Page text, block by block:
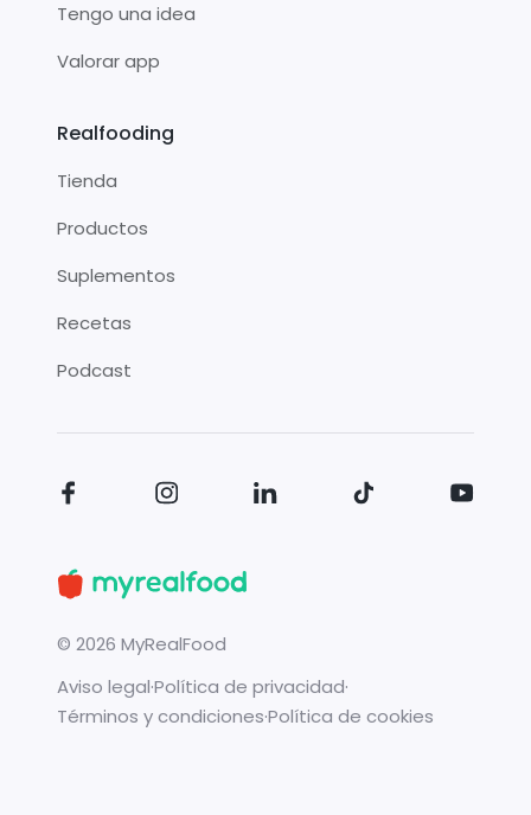
Tengo una idea
Valorar app
Realfooding
Tienda
Productos
Suplementos
Recetas
Podcast
© 2026 MyRealFood
Aviso legal·Política de privacidad·
Términos y condiciones·Política de cookies